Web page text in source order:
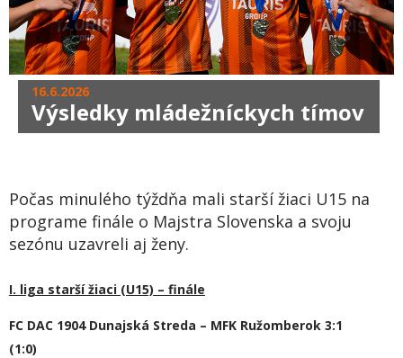
16.6.2026
Výsledky mládežníckych tímov
Počas minulého týždňa mali starší žiaci U15 na
programe finále o Majstra Slovenska a svoju
sezónu uzavreli aj ženy.
I. liga starší žiaci (U15) – finále
FC DAC 1904 Dunajská Streda – MFK Ružomberok 3:1
(1:0)